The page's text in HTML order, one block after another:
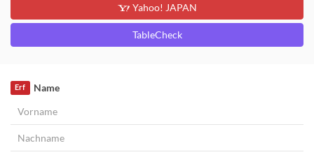
Yahoo! JAPAN
TableCheck
Name
Erf